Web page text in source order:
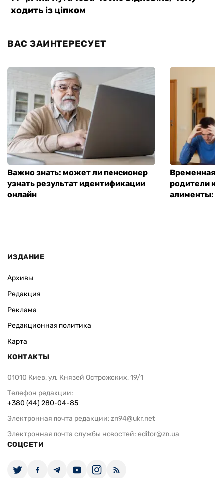
ВАС ЗАИНТЕРЕСУЕТ
Важно знать: может ли пенсионер
узнать результат идентификации
онлайн
Временная
родители
алименты:
ИЗДАНИЕ
Архивы
Редакция
Реклама
Редакционная политика
Карта
КОНТАКТЫ
01010 Киев, ул. Князей Острожских, 19/1
Телефон редакции:
+380 (44) 280-04-85
Электронная почта редакции: zn94@ukr.net
Электронная почта службы новостей: editor@zn.ua
СОЦСЕТИ